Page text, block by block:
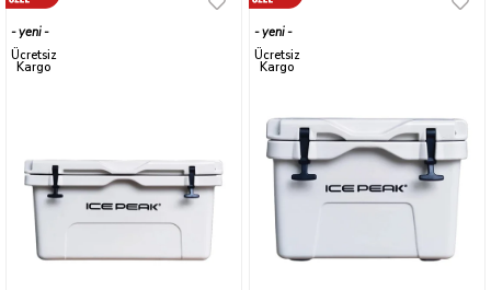
yeni
ürün
Ücretsiz
Kargo
yeni
ürün
Ücretsiz
Kargo